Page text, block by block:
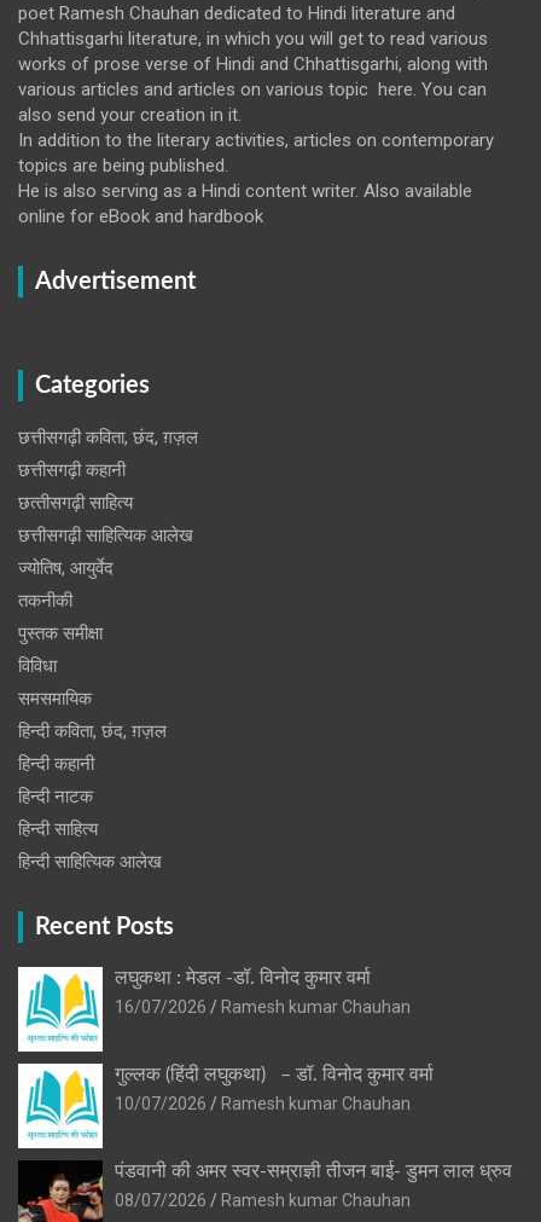
poet Ramesh Chauhan dedicated to Hindi literature and
Chhattisgarhi literature, in which you will get to read various
works of prose verse of Hindi and Chhattisgarhi, along with
various articles and articles on various topic here. You can
also send your creation in it.
In addition to the literary activities, articles on contemporary
topics are being published.
He is also serving as a Hindi content writer. Also available
online for eBook and hardbook
Advertisement
Categories
छत्तीसगढ़ी कविता, छंद, ग़ज़ल
छत्तीसगढ़ी कहानी
छत्‍तीसगढ़ी साहित्‍य
छत्तीसगढ़ी साहित्यिक आलेख
ज्योतिष, आयुर्वेद
तकनीकी
पुस्‍तक समीक्षा
विविधा
समसमायिक
हिन्दी कविता, छंद, ग़ज़ल
हिन्दी कहानी
हिन्‍दी नाटक
हिन्दी साहित्य
हिन्दी साहित्यिक आलेख
Recent Posts
लघुकथा : मेडल -डॉ. विनोद कुमार वर्मा
16/07/2026
Ramesh kumar Chauhan
गुल्लक (हिंदी लघुकथा) – डॉ. विनोद कुमार वर्मा
10/07/2026
Ramesh kumar Chauhan
पंडवानी की अमर स्वर-सम्राज्ञी तीजन बाई- डुमन लाल ध्रुव
08/07/2026
Ramesh kumar Chauhan